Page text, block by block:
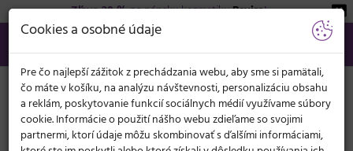
Zľava 20 %na pánsku kozmetikuBeviro!
02/21 201 099
info@svetkadernictva.sk
Po−pia: 8−17
Všetko o nákupe €
KATEGÓRIE
MENU
Cookies a osobné údaje
Pre čo najlepší zážitok z prechádzania webu, aby sme si pamätali,
čo máte v košíku, na analýzu návštevnosti, personalizáciu obsahu
a reklám, poskytovanie funkcií sociálnych médií využívame súbory
cookie. Informácie o použití nášho webu zdieľame so svojimi
partnermi, ktorí údaje môžu skombinovať s ďalšími informáciami,